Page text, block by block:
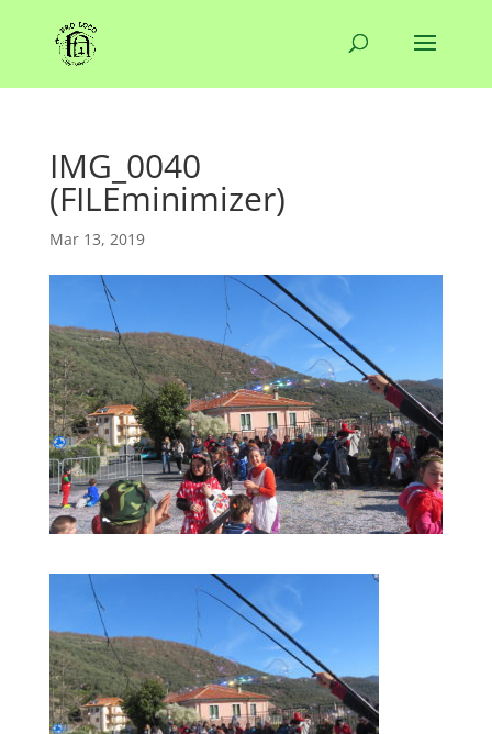
IMG_0040
(FILEminimizer)
Mar 13, 2019